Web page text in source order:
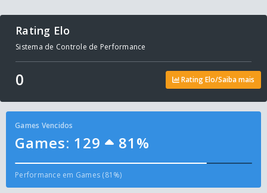
Rating Elo
Sistema de Controle de Performance
0 Rating Elo/Saiba mais
Games Vencidos
Games: 129 81%
Performance em Games (81%)